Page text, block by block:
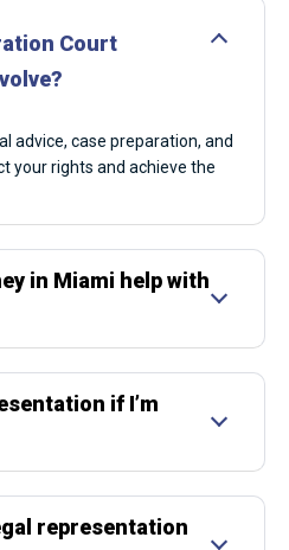
Court
advice, case preparation, and
your rights and achieve the
in Miami help with
if I’m
representation